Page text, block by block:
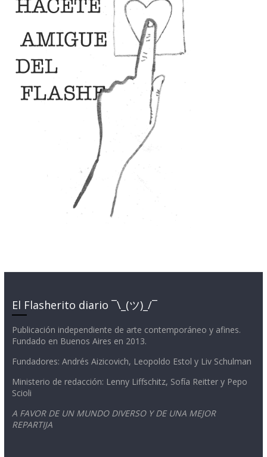
El Flasherito diario ¯\_(ツ)_/¯
Publicación independiente de arte contemporáneo y afines.
Fundado en Buenos Aires en 2013.
Fundadores: Andrés Aizicovich, Leopoldo Estol y Liv Schulman
Ministerio de redacción: Lenny Liffschitz, Sofía Reitter y Pepo
Scioli
A FAVOR DE UN MUNDO DIVERSO Y DE UNA MEJOR
REPARTIJA